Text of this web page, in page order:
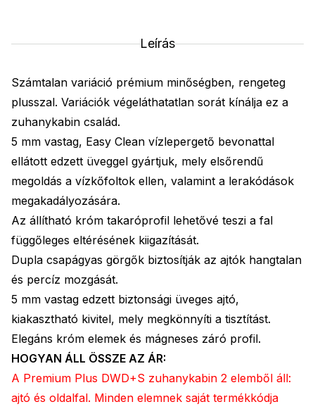
Leírás
Számtalan variáció prémium minőségben, rengeteg
plusszal. Variációk végeláthatatlan sorát kínálja ez a
zuhanykabin család.
5 mm vastag, Easy Clean vízlepergető bevonattal
ellátott edzett üveggel gyártjuk, mely elsőrendű
megoldás a vízkőfoltok ellen, valamint a lerakódások
megakadályozására.
Az állítható króm takaróprofil lehetővé teszi a fal
függőleges eltérésének kiigazítását.
Dupla csapágyas görgők biztosítják az ajtók hangtalan
és percíz mozgását.
5 mm vastag edzett biztonsági üveges ajtó,
kiakasztható kivitel, mely megkönnyíti a tisztítást.
Elegáns króm elemek és mágneses záró profil.
HOGYAN ÁLL ÖSSZE AZ ÁR:
A Premium Plus DWD+S zuhanykabin 2 elemből áll:
ajtó és oldalfal. Minden elemnek saját termékkódja